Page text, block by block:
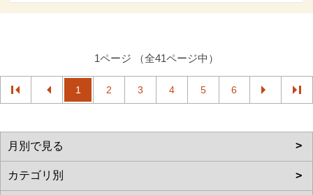
1ページ （全41ページ中）
1 2 3 4 5 6